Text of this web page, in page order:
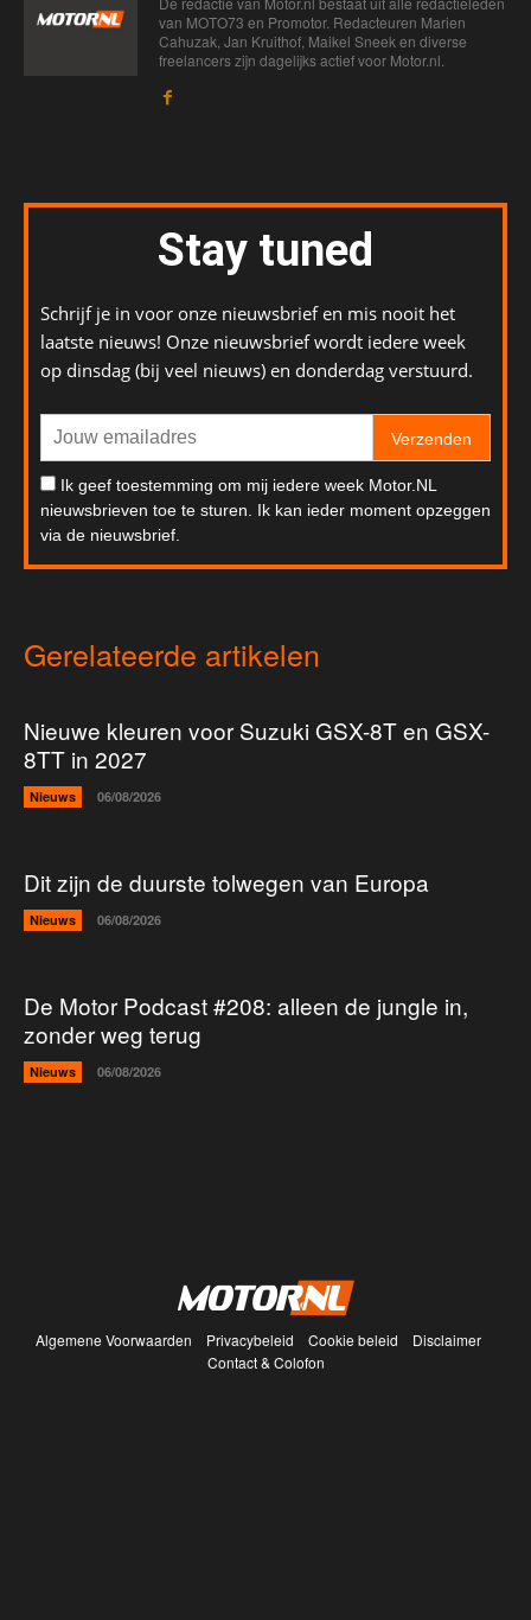
van MOTO73 en Promotor. Redacteuren Marien
Cahuzak, Jan Kruithof, Maikel Sneek en diverse
freelancers zijn dagelijks actief voor Motor.nl.
Stay tuned
Schrijf je in voor onze nieuwsbrief en mis nooit het
laatste nieuws! Onze nieuwsbrief wordt iedere week
op dinsdag (bij veel nieuws) en donderdag verstuurd.
Verzenden
Ik geef toestemming om mij iedere week Motor.NL
nieuwsbrieven toe te sturen. Ik kan ieder moment opzeggen
via de nieuwsbrief.
Gerelateerde artikelen
Nieuwe kleuren voor Suzuki GSX-8T en GSX-
8TT in 2027
Nieuws 06/08/2026
Dit zijn de duurste tolwegen van Europa
Nieuws 06/08/2026
De Motor Podcast #208: alleen de jungle in,
zonder weg terug
Nieuws 06/08/2026
Algemene Voorwaarden Privacybeleid Cookie beleid
Disclaimer
Contact & Colofon